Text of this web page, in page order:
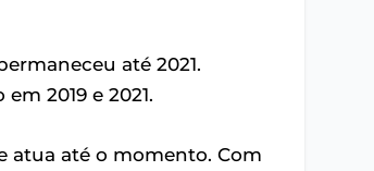
até 2021.
2019 e 2021.
atua até o momento. Com